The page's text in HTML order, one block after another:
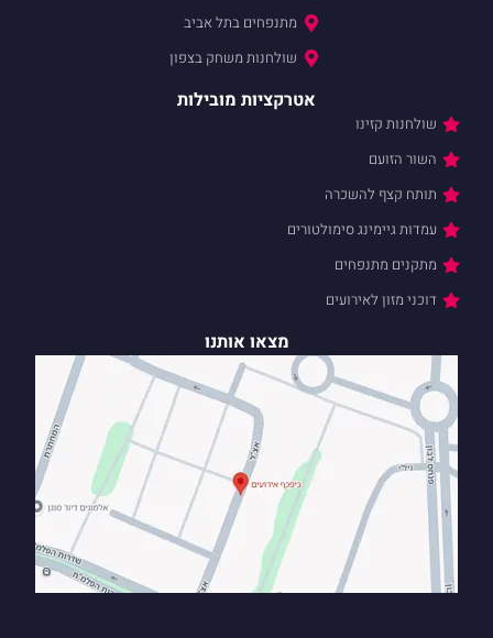
מתנפחים בתל אביב
שולחנות משחק בצפון
אטרקציות מובילות
שולחנות קזינו
השור הזועם
תותח קצף להשכרה
עמדות גיימינג סימולטורים
מתקנים מתנפחים
דוכני מזון לאירועים
מצאו אותנו